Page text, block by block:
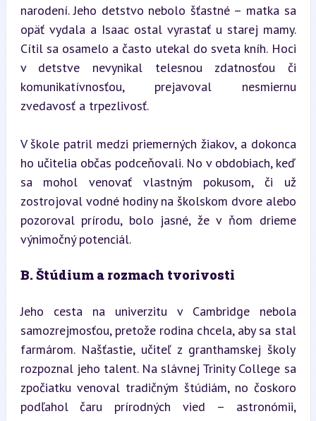
narodení. Jeho detstvo nebolo šťastné – matka sa
opäť vydala a Isaac ostal vyrastať u starej mamy.
Cítil sa osamelo a často utekal do sveta kníh. Hoci
v detstve nevynikal telesnou zdatnosťou či
komunikatívnosťou, prejavoval nesmiernu
zvedavosť a trpezlivosť.
V škole patril medzi priemerných žiakov, a dokonca
ho učitelia občas podceňovali. No v obdobiach, keď
sa mohol venovať vlastným pokusom, či už
zostrojoval vodné hodiny na školskom dvore alebo
pozoroval prírodu, bolo jasné, že v ňom drieme
výnimočný potenciál.
B. Štúdium a rozmach tvorivosti
Jeho cesta na univerzitu v Cambridge nebola
samozrejmosťou, pretože rodina chcela, aby sa stal
farmárom. Našťastie, učiteľ z granthamskej školy
rozpoznal jeho talent. Na slávnej Trinity College sa
zpočiatku venoval tradičným štúdiám, no čoskoro
podľahol čaru prírodných vied – astronómii,